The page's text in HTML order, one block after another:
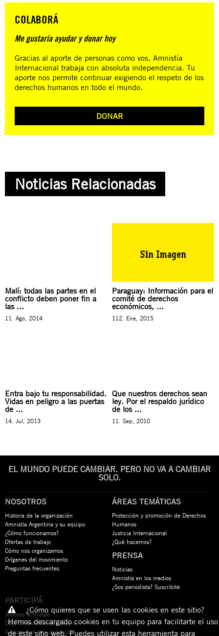
COLABORÁ
Me gustaría ayudar y donar hoy
Gracias al aporte de personas como vos, Amnistía
Internacional trabaja con absoluta independencia. Tu
aporte nos permite continuar exigiendo el respeto de los
derechos humanos en todo el mundo.
DONAR
Noticias Relacionadas
Malí: todas las partes en el
conflicto deben poner fin a
las ...
11. Ago, 2014
Paraguay: Información para el
comité de derechos
económicos, ...
112. Ene, 2015
Entra bajo tu responsabilidad.
Vidas en peligro a las puertas
de ...
14. Jul, 2013
Que nuestros derechos sean
ley. Por el respaldo jurídico
de los ...
11. Sep, 2010
EL MUNDO PUEDE CAMBIAR. PERO NO VA A CAMBIAR
SOLO.
NOSOTROS
Historia de la organización
Amnistía Argentina y su equipo
¿Cómo funcionamos?
Ofertas de trabajo
Cómo nos organizamos
Orígenes del movimiento
Preguntas frecuentes
ÁREAS TEMÁTICAS
Protección y promoción de Derechos
Humanos
Justicia Internacional
¿Qué hacemos?
PRENSA
Noticias
Amnistía en los medios
¿Sos periodista? Suscribite
PARTICIPÁ
Jóvenes activistas
Dejá tu testamento solidario
Sumate con una donación
¿Cómo quieres que se usen las cookies en este sitio?
Hemos descargado cookies en tu equipo para facilitarte el uso
de este sitio web. Puedes utilizar esta herramienta para